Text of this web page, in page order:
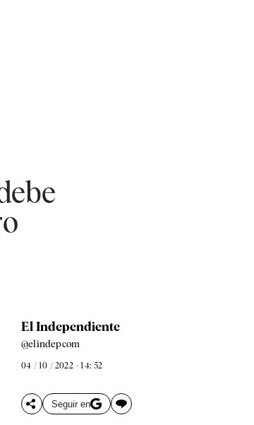
El Independiente
@elindepcom
04 / 10 / 2022 - 14: 52
Seguir en